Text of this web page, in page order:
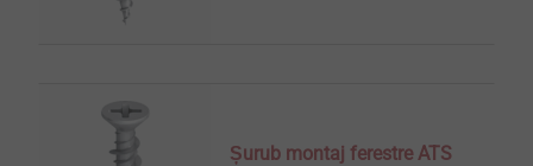
Șurub montaj ferestre ATS